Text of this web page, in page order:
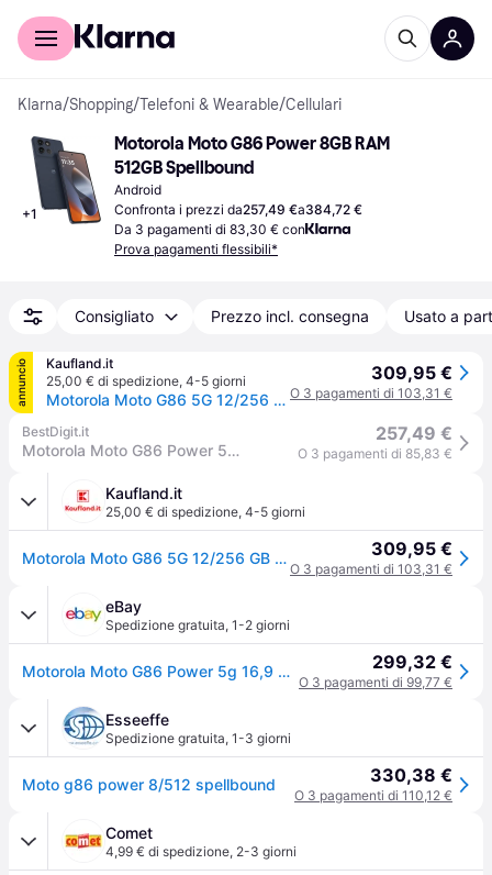
Per il tuo shopping
Klarna/Shopping/Telefoni & Wearable/Cellulari
+1
Motorola Moto G86 Power 8GB RAM
512GB Spellbound
Android
Confronta i prezzi da257,49 €a384,72 €
Da 3 pagamenti di 83,30 € con
Prova pagamenti flessibili*
Consigliato Prezzo incl. consegna Usato a
annuncio
Kaufland.it
25,00 € di spedizione, 4-5 giorni
Motorola Moto G86 5G 12/256 GB smartphone in Pantone Spellbound
309,95 €
O 3 pagamenti di 103,31 €
BestDigit.it
Motorola Moto G86 Power 5G Blu 8GB RAM 512GB Memoria Interna Batteria 6720 mAh
257,49 €
O 3 pagamenti di 85,83 €
Kaufland.it
25,00 € di spedizione, 4-5 giorni
Motorola Moto G86 5G 12/256 GB smartphone in Pantone Spellbound 309,95 €
O 3 pagamenti di 103,31 €
eBay
Spedizione gratuita, 1-2 giorni
Motorola Moto G86 Power 5g 16,9 Cm (6.67) Doppia Sim Android 15 Usb Tipo-c 8 Gb 299,32 €
O 3 pagamenti di 99,77 €
Esseeffe
Spedizione gratuita, 1-3 giorni
Moto g86 power 8/512 spellbound 330,38 €
O 3 pagamenti di 110,12 €
Comet
4,99 € di spedizione, 2-3 giorni